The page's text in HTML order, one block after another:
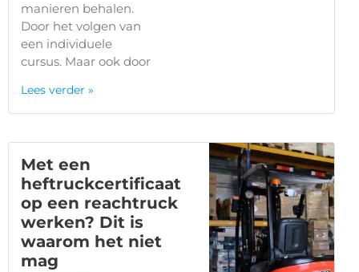
manieren behalen.
Door het volgen van
een individuele
cursus. Maar ook door
Lees verder »
Met een
heftruckcertificaat
op een reachtruck
werken? Dit is
waarom het niet
mag